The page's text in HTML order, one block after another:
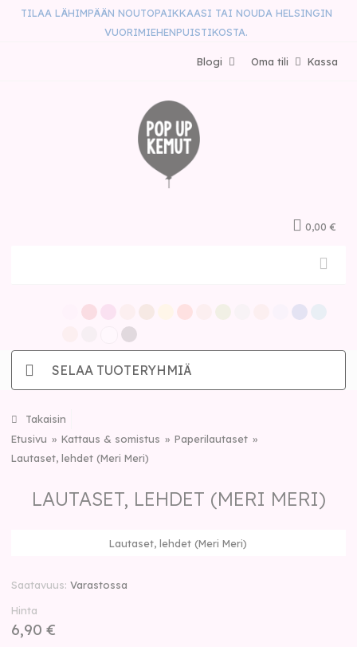
TILAA LÄHIMPÄÄN NOUTOPAIKKAASI TAI NOUDA HELSINGIN
VUORIMIEHENPUISTIKOSTA.
Kassa
Oma tili
Blogi
0,00 €
SELAA TUOTERYHMIÄ
Takaisin
Etusivu
Kattaus & somistus
Paperilautaset
Lautaset, lehdet (Meri Meri)
LAUTASET, LEHDET (MERI MERI)
Lautaset, lehdet (Meri Meri)
Saatavuus Varastossa
Hinta
6,90 €